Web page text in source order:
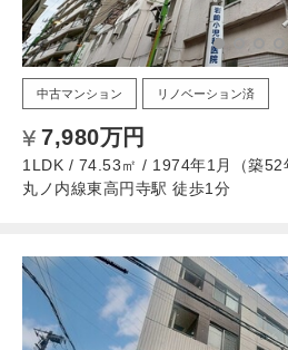
中古マンション リノベーション済
7,980万円
1LDK / 74.53㎡ / 1974年1月（築52
丸ノ内線東高円寺駅 徒歩1分